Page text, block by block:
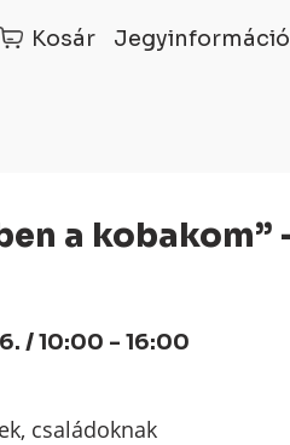
Kosár Jegyinformáció
/ 10:00 - 16:00
családoknak